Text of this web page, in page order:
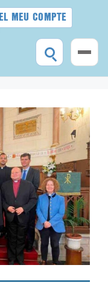
EL MEU COMPTE